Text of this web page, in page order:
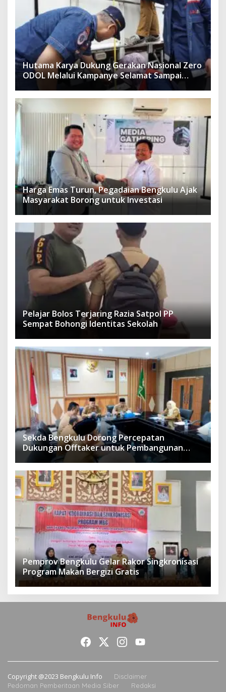
Hutama Karya Dukung Gerakan Nasional Zero
ODOL Melalui Kampanye Selamat Sampai
Harga Emas Turun, Pegadaian Bengkulu Ajak
Masyarakat Borong untuk Investasi
Pelajar Bolos Terjaring Razia Satpol PP
Sempat Bohongi Identitas Sekolah
Sekda Bengkulu Dorong Percepatan
Dukungan Offtaker untuk Pembangunan
TPST Regional
Pemprov Bengkulu Gelar Rakor Singkronisasi
Program Makan Bergizi Gratis
Copyright @2023 Bengkulu Info
Disclaimer
Pedoman Pemberitaan Media Siber
Redaksi